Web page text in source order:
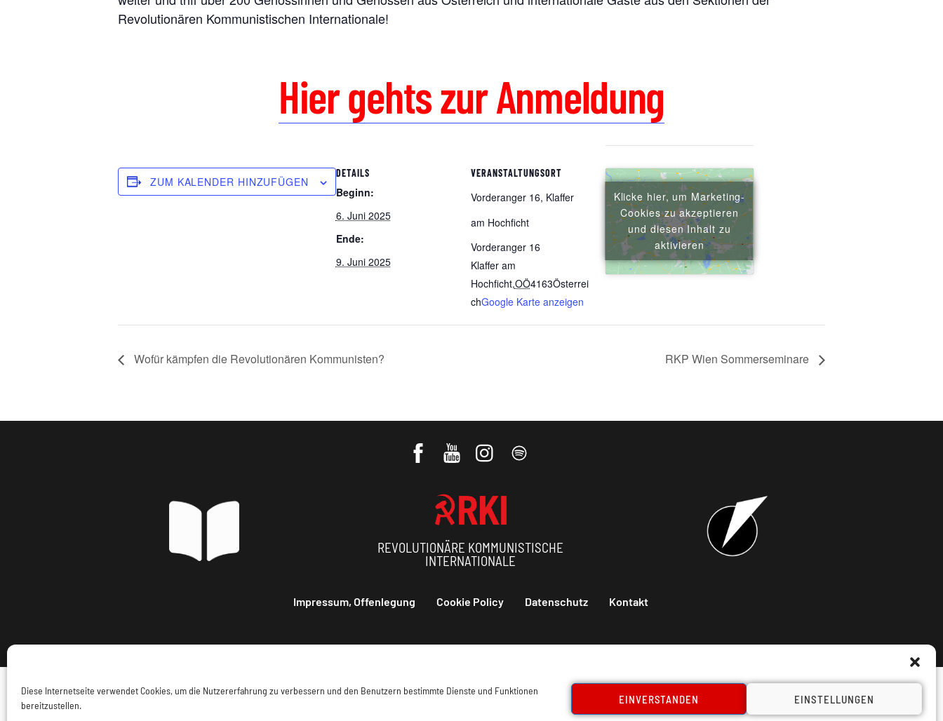
Diese Internetseite verwendet Cookies, um die Nutzererfahrung zu verbessern und den Benutzern bestimmte Dienste und Funktionen
bereitzustellen.
EINVERSTANDEN EINSTELLUNGEN
Revolutionären Kommunistischen Internationale!
Hier gehts zur Anmeldung
ZUM KALENDER HINZUFÜGEN
DETAILS
Beginn:
6. Juni 2025
Ende:
9. Juni 2025
VERANSTALTUNGSORT
Vorderanger 16, Klaffer
am Hochficht
Vorderanger 16
Klaffer am
Hochficht,OÖ4163Österrei
chGoogle Karte anzeigen
Klicke hier, um Marketing-
Cookies zu akzeptieren
und diesen Inhalt zu
aktivieren
Wofür kämpfen die Revolutionären Kommunisten? RKP Wien Sommerseminare
REVOLUTIONÄRE KOMMUNISTISCHE
INTERNATIONALE
Impressum, Offenlegung Cookie Policy Datenschutz Kontakt